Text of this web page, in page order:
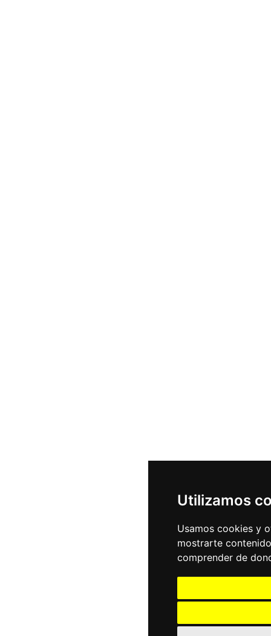
Utilizamos
Usamos cookies y
mostrarte
comprender de